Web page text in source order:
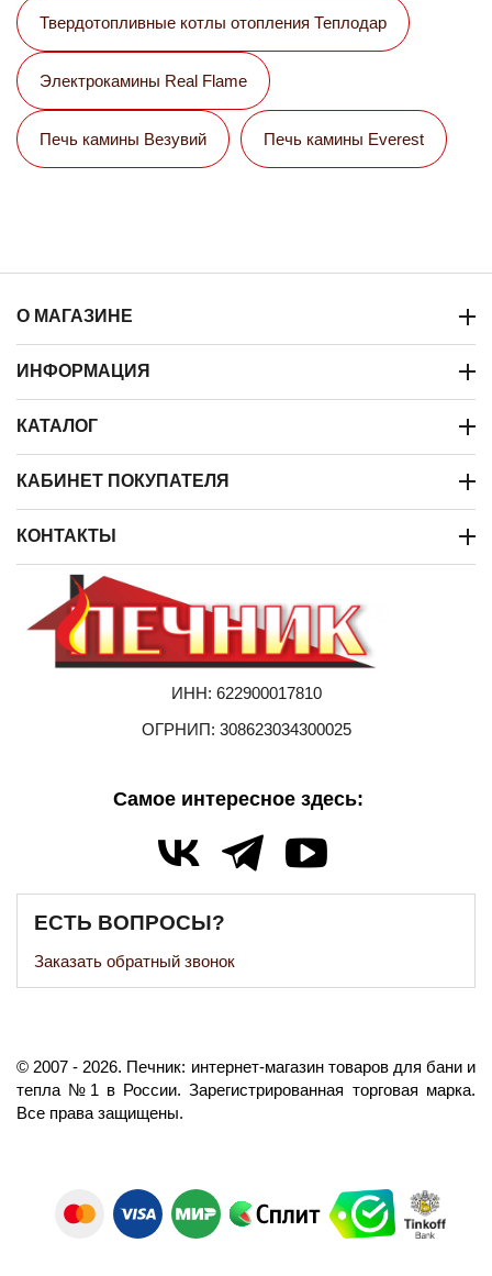
Твердотопливные котлы отопления Теплодар
Электрокамины Real Flame
Печь камины Везувий Печь камины Everest
О МАГАЗИНЕ
ИНФОРМАЦИЯ
КАТАЛОГ
КАБИНЕТ ПОКУПАТЕЛЯ
КОНТАКТЫ
ИНН: 622900017810
ОГРНИП: 308623034300025
Самое интересное здесь:
ЕСТЬ ВОПРОСЫ?
Заказать обратный звонок
©️ 2007 - 2026. Печник: интернет-магазин товаров для бани и
тепла №1 в России. Зарегистрированная торговая марка.
Все права защищены.